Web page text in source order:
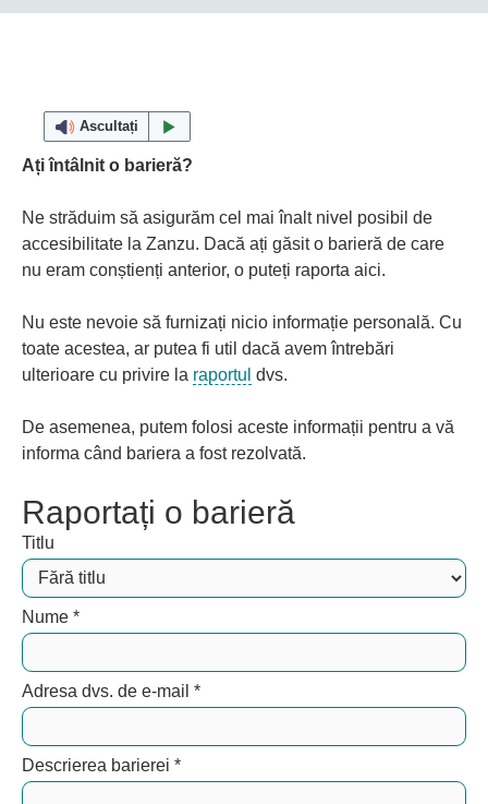
Ascultați
Ați întâlnit o barieră?
Ne străduim să asigurăm cel mai înalt nivel posibil de
accesibilitate la Zanzu. Dacă ați găsit o barieră de care
nu eram conștienți anterior, o puteți raporta aici.
Nu este nevoie să furnizați nicio informație personală. Cu
toate acestea, ar putea fi util dacă avem întrebări
ulterioare cu privire la raportul dvs.
De asemenea, putem folosi aceste informații pentru a vă
informa când bariera a fost rezolvată.
Raportați o barieră
Titlu
Nume *
Adresa dvs. de e-mail *
Descrierea barierei *